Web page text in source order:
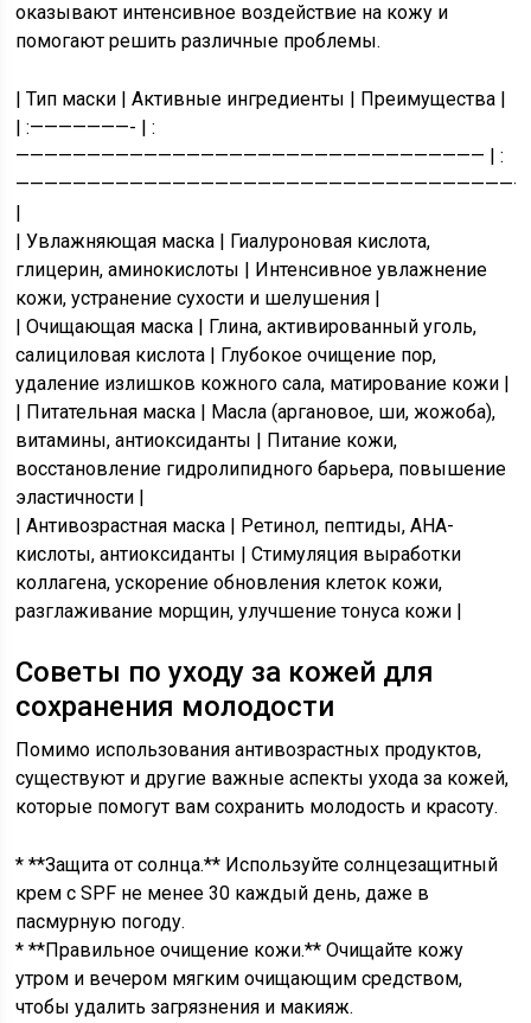
оказывают интенсивное воздействие на кожу и
помогают решить различные проблемы.
| Тип маски | Активные ингредиенты | Преимущества |
| :———————- | :
————————————————————————————————— | :
|
| Увлажняющая маска | Гиалуроновая кислота,
глицерин, аминокислоты | Интенсивное увлажнение
кожи, устранение сухости и шелушения |
| Очищающая маска | Глина, активированный уголь,
салициловая кислота | Глубокое очищение пор,
удаление излишков кожного сала, матирование кожи |
| Питательная маска | Масла (аргановое, ши, жожоба),
витамины, антиоксиданты | Питание кожи,
восстановление гидролипидного барьера, повышение
эластичности |
| Антивозрастная маска | Ретинол, пептиды, AHA-
кислоты, антиоксиданты | Стимуляция выработки
коллагена, ускорение обновления клеток кожи,
разглаживание морщин, улучшение тонуса кожи |
Советы по уходу за кожей для
сохранения молодости
Помимо использования антивозрастных продуктов,
существуют и другие важные аспекты ухода за кожей,
которые помогут вам сохранить молодость и красоту.
* **Защита от солнца.** Используйте солнцезащитный
крем с SPF не менее 30 каждый день, даже в
пасмурную погоду.
* **Правильное очищение кожи.** Очищайте кожу
утром и вечером мягким очищающим средством,
чтобы удалить загрязнения и макияж.